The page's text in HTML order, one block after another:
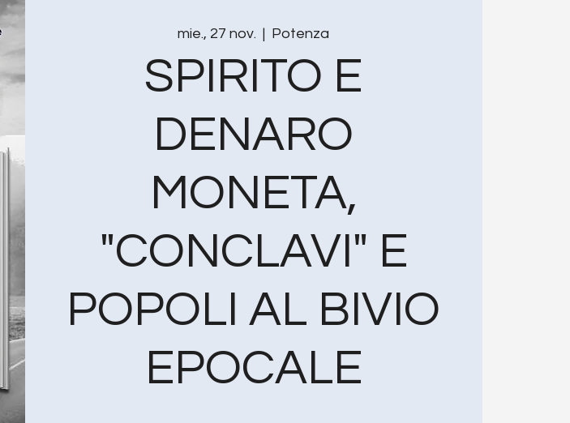
mie., 27 nov.
  |
Potenza
SPIRITO E
DENARO
MONETA,
"CONCLAVI" E
POPOLI AL BIVIO
EPOCALE